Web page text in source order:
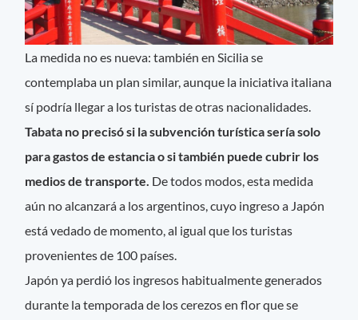
La medida no es nueva: también en Sicilia se
contemplaba un plan similar, aunque la iniciativa italiana
sí podría llegar a los turistas de otras nacionalidades.
Tabata no precisó si la subvención turística sería solo
para gastos de estancia o si también puede cubrir los
medios de transporte. De todos modos, esta medida
aún no alcanzará a los argentinos, cuyo ingreso a Japón
está vedado de momento, al igual que los turistas
provenientes de 100 países.
Japón ya perdió los ingresos habitualmente generados
durante la temporada de los cerezos en flor que se